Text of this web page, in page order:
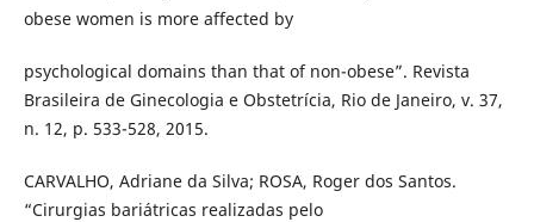
obese women is more affected by
psychological domains than that of non-obese”. Revista
Brasileira de Ginecologia e Obstetrícia, Rio de Janeiro, v. 37,
n. 12, p. 533-528, 2015.
CARVALHO, Adriane da Silva; ROSA, Roger dos Santos.
“Cirurgias bariátricas realizadas pelo